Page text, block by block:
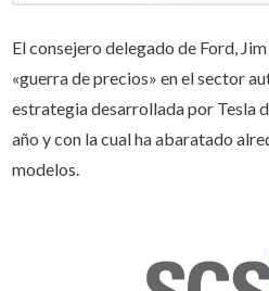
El consejero delegado de Ford,
«guerra de precios» en el sector
estrategia desarrollada por Tesla
año y con la cual ha abaratado
modelos.